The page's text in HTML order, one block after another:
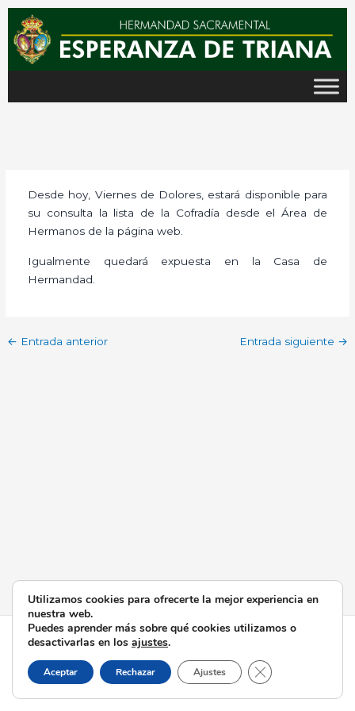
contenido
Desde hoy, Viernes de Dolores, estará disponible para
su consulta la lista de la Cofradía desde el Área de
Hermanos de la página web.
Igualmente quedará expuesta en la Casa de
Hermandad.
← Entrada anterior Entrada siguiente →
Todos los derechos © 2026 Esperanza de Triana | Funciona
gracias aTema Astra para WordPress
Utilizamos cookies para ofrecerte la mejor experiencia en
nuestra web.
Puedes aprender más sobre qué cookies utilizamos o
desactivarlas en los ajustes.
Aceptar Rechazar Ajustes Cerrar el banner